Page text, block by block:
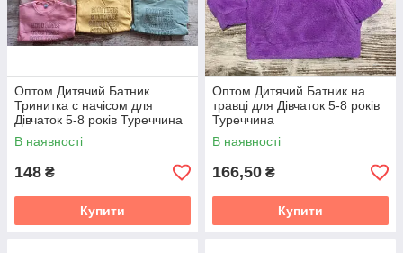
Оптом Дитячий Батник
Тринитка с начісом для
Дівчаток 5-8 років Туреччина
В наявності
148 ₴
Купити
Оптом Дитячий Батник на
травці для Дівчаток 5-8 років
Туреччина
В наявності
166,50 ₴
Купити